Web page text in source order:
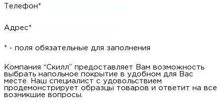
Для того, чтобы запросить образец просто позвоните по
форму.
Имя
Телефон*
Адрес*